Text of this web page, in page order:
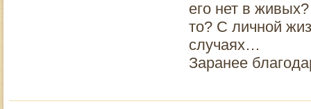
его нет в
то? С личной
случаях…
Заранее